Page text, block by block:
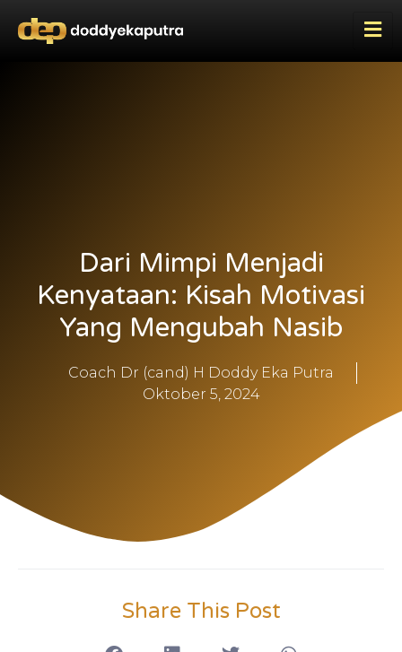
Dari Mimpi Menjadi
Kenyataan: Kisah Motivasi
Yang Mengubah Nasib
Coach Dr (cand) H Doddy Eka Putra
Oktober 5, 2024
Share This Post